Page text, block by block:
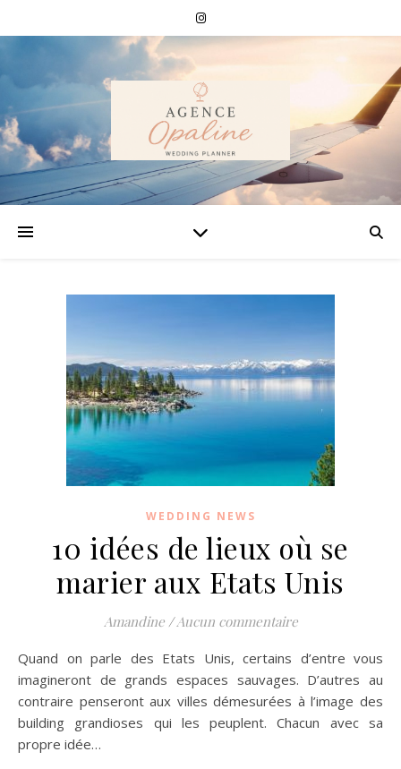
WEDDING NEWS
10 idées de lieux où se
marier aux Etats Unis
Amandine /Aucun commentaire
Quand on parle des Etats Unis, certains d’entre vous
imagineront de grands espaces sauvages. D’autres au
contraire penseront aux villes démesurées à l’image des
building grandioses qui les peuplent. Chacun avec sa
propre idée…